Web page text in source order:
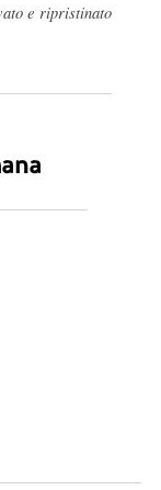
e ripristinato